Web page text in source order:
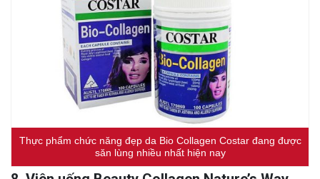
Thực phẩm chức năng đẹp da Bio Collagen Costar đang được
săn lùng nhiều nhất hiện nay